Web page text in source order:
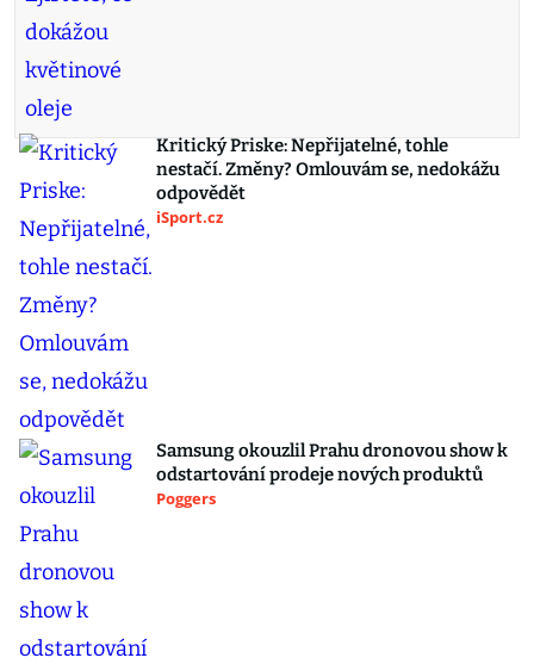
Kritický Priske: Nepřijatelné, tohle
nestačí. Změny? Omlouvám se, nedokážu
odpovědět
iSport.cz
Samsung okouzlil Prahu dronovou show k
odstartování prodeje nových produktů
Poggers